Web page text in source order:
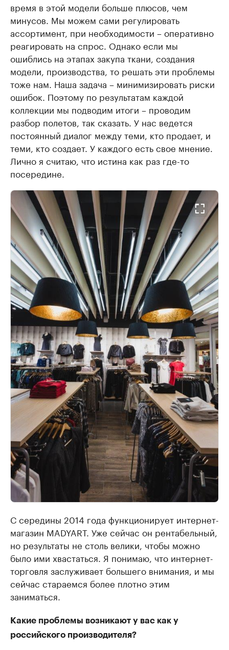
время в этой модели больше плюсов, чем
минусов. Мы можем сами регулировать
ассортимент, при необходимости – оперативно
реагировать на спрос. Однако если мы
ошиблись на этапах закупа ткани, создания
модели, производства, то решать эти проблемы
тоже нам. Наша задача – минимизировать риски
ошибок. Поэтому по результатам каждой
коллекции мы подводим итоги – проводим
разбор полетов, так сказать. У нас ведется
постоянный диалог между теми, кто продает, и
теми, кто создает. У каждого есть свое мнение.
Лично я считаю, что истина как раз где-то
посередине.
С середины 2014 года функционирует интернет-
магазин MADYART. Уже сейчас он рентабельный,
но результаты не столь велики, чтобы можно
было ими хвастаться. Я понимаю, что интернет-
торговля заслуживает большего внимания, и мы
сейчас стараемся более плотно этим
заниматься.
Какие проблемы возникают у вас как у
российского производителя?